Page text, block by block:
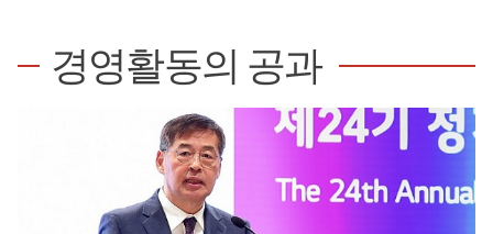
경영활동의 공과